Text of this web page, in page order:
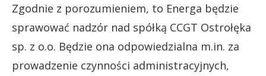
Zgodnie z porozumieniem, to Energa będzie
sprawować nadzór nad spółką CCGT Ostrołęka
sp. z o.o. Będzie ona odpowiedzialna m.in. za
prowadzenie czynności administracyjnych,